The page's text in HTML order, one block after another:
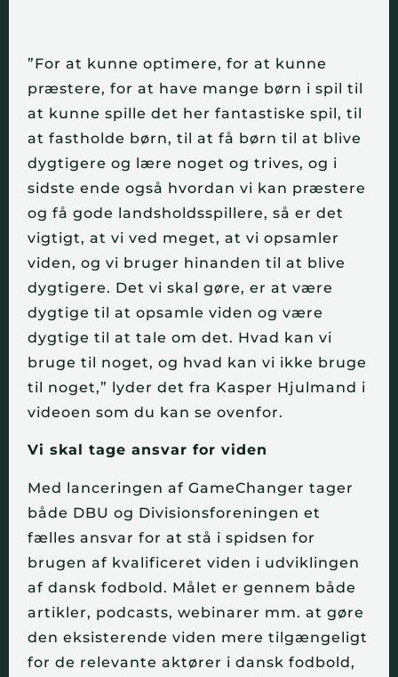
”For at kunne optimere, for at kunne
præstere, for at have mange børn i spil til
at kunne spille det her fantastiske spil, til
at fastholde børn, til at få børn til at blive
dygtigere og lære noget og trives, og i
sidste ende også hvordan vi kan præstere
og få gode landsholdsspillere, så er det
vigtigt, at vi ved meget, at vi opsamler
viden, og vi bruger hinanden til at blive
dygtigere. Det vi skal gøre, er at være
dygtige til at opsamle viden og være
dygtige til at tale om det. Hvad kan vi
bruge til noget, og hvad kan vi ikke bruge
til noget,” lyder det fra Kasper Hjulmand i
videoen som du kan se ovenfor.
Vi skal tage ansvar for viden
Med lanceringen af GameChanger tager
både DBU og Divisionsforeningen et
fælles ansvar for at stå i spidsen for
brugen af kvalificeret viden i udviklingen
af dansk fodbold. Målet er gennem både
artikler, podcasts, webinarer mm. at gøre
den eksisterende viden mere tilgængeligt
for de relevante aktører i dansk fodbold,